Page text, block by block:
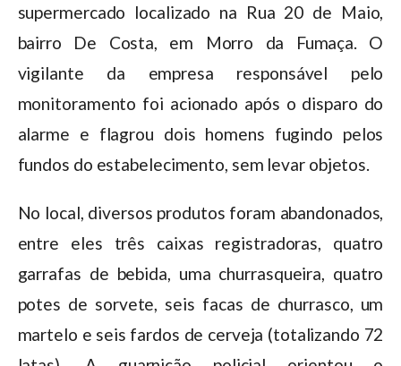
supermercado localizado na Rua 20 de Maio,
bairro De Costa, em Morro da Fumaça. O
vigilante da empresa responsável pelo
monitoramento foi acionado após o disparo do
alarme e flagrou dois homens fugindo pelos
fundos do estabelecimento, sem levar objetos.
No local, diversos produtos foram abandonados,
entre eles três caixas registradoras, quatro
garrafas de bebida, uma churrasqueira, quatro
potes de sorvete, seis facas de churrasco, um
martelo e seis fardos de cerveja (totalizando 72